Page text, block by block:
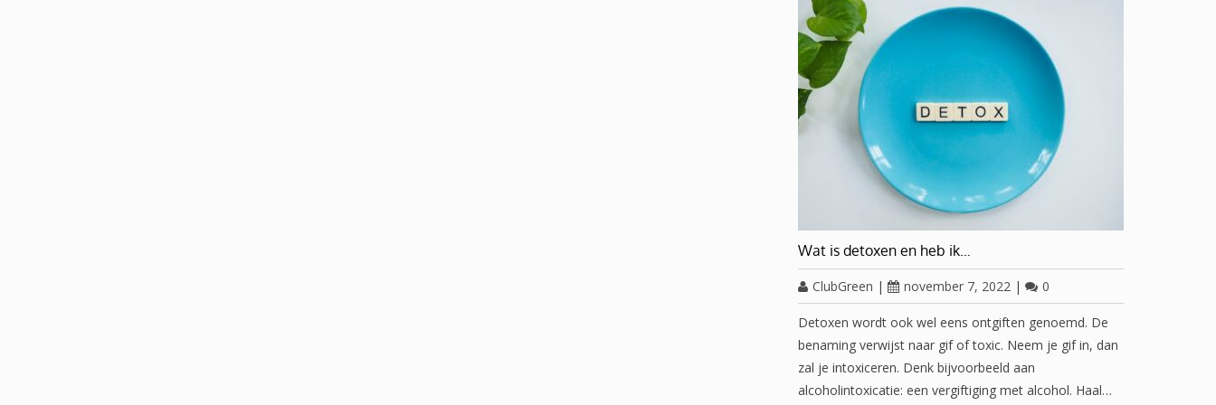
Wat is detoxen en heb ik…
ClubGreen | november 7, 2022 | 0
Detoxen wordt ook wel eens ontgiften genoemd. De
benaming verwijst naar gif of toxic. Neem je gif in, dan
zal je intoxiceren. Denk bijvoorbeeld aan
alcoholintoxicatie: een vergiftiging met alcohol. Haal…